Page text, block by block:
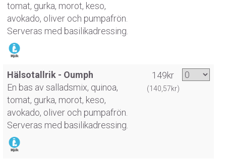
tomat, gurka, morot, keso,
avokado, oliver och pumpafrön.
Serveras med basilikadressing.
Hälsotallrik - Oumph
En bas av salladsmix, quinoa,
tomat, gurka, morot, keso,
avokado, oliver och pumpafrön.
Serveras med basilikadressing.
149kr
(140,57kr)